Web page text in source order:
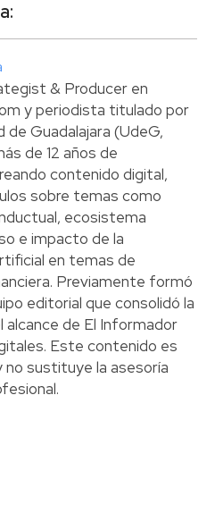
& Producer en
y periodista titulado por
de Guadalajara (UdeG,
de 12 años de
contenido digital,
sobre temas como
ecosistema
e impacto de la
en temas de
Previamente formó
editorial que consolidó la
alcance de El Informador
Este contenido es
sustituye la asesoría